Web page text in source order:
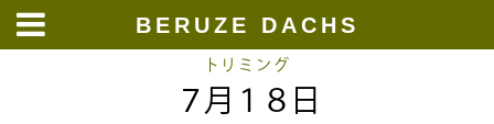
BERUZE DACHS
トリミング
７月１８日